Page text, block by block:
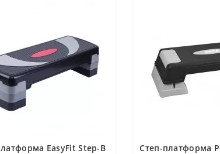
EasyFit Step-B
Cтеп-платформа